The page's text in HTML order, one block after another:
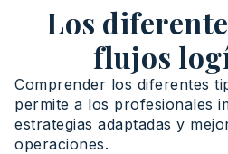
Los
flujos
Comprender los diferentes
permite a los profesionales
estrategias adaptadas y
operaciones.